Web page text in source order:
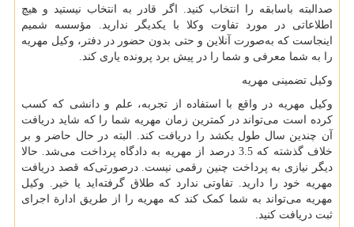
صدالبته باسابقه را انتخاب کنید. اگر قادر به انتخاب نیستید و هیچ
اطلاعاتی در مورد تفاوت وکلا با یکدیگر ندارید. مؤسسه شمیم
اینجاست که به‌صورت آنلاین و حتی بدون حضور در دفتر، وکیل مهریه
را به شما معرفی و شما را در پیش برد پرونده یاری کند.
وکیل تضمینی مهریه
وکیل مهریه در واقع با استفاده از تجربه، علم و دانشی که کسب
کرده است می‌تواند در کمترین زمان مهریه شما را که شاید دریافت
آن چندین سال طول بکشد را دریافت کند. البته در حال حاضر و بر
خلاف گذشته که 3.5 درصد از مهریه به دادگاه پرداخت می‌شد. حالا
دیگر نیازی به پرداخت چنین رقمی نیست. درصورتی‌که قصد دریافت
مهریه خود را دارید. تفاوتی ندارد که طلاق گرفته‌اید یا خیر. وکیل
مهریه می‌تواند به شما کمک کند که مهریه را از طریق ادارة اجرای
ثبت دریافت کنید.